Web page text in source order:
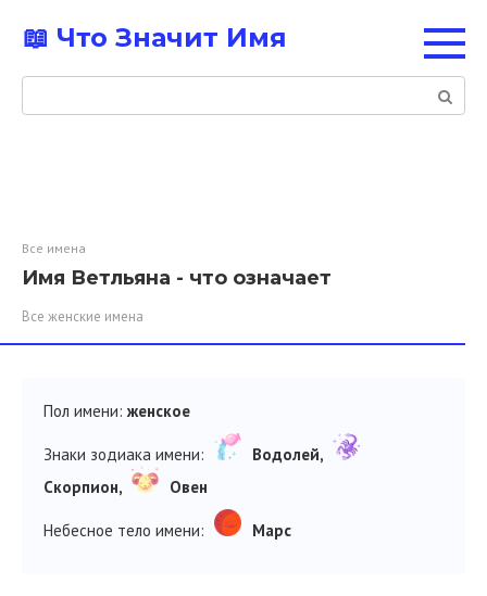
контенту
📖 Что Значит Имя
Поиск:
Все имена
Имя Ветльяна - что означает
Все женские имена
Пол имени: женское
Знаки зодиака имени:
Водолей,
Скорпион,
Овен
Небесное тело имени: Марс